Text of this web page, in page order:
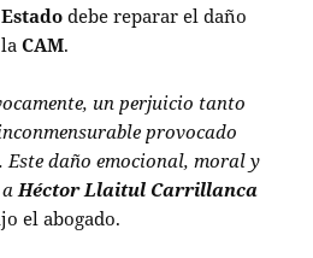
Estado debe reparar el daño
laCAM.
un perjuicio tanto
provocado
Este daño emocional, moral y
Héctor Llaitul Carrillanca
el abogado.